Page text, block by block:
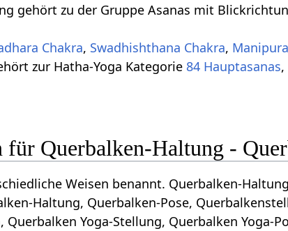
gehört zu der Gruppe Asanas mit
Chakra, Swadhishthana Chakra,
zur Hatha-Yoga Kategorie 84 Hauptasanas,
für Querbalken-Haltung -
Weisen benannt. Querbalken-
Haltung, Querbalken-Pose,
Yoga-Stellung, Querbalken Yoga-